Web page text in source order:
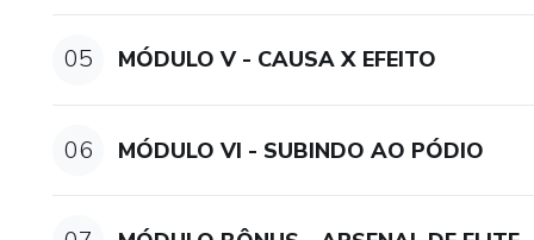
05 MÓDULO V - CAUSA X EFEITO
06 MÓDULO VI - SUBINDO AO PÓDIO